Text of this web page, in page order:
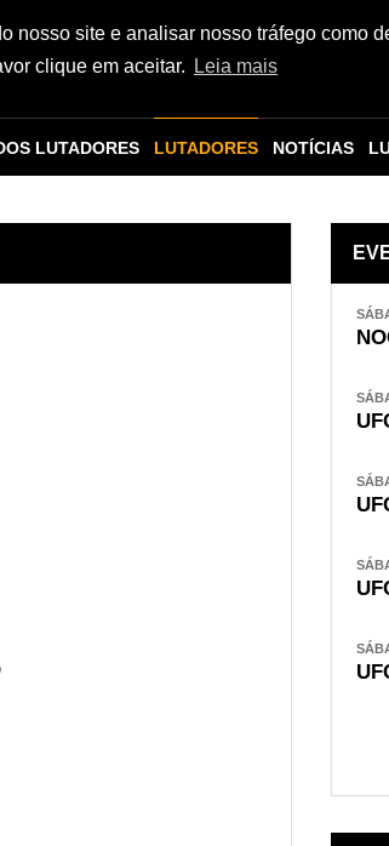
site e analisar nosso tráfego como
clique em aceitar.
Leia mais
LUTADORES LUTADORES NOTÍCIAS